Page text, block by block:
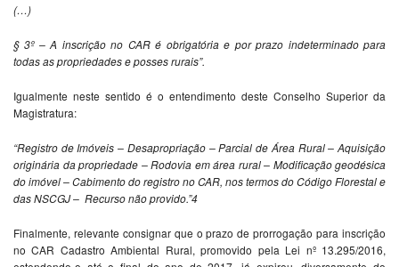
(…)
§ 3º – A inscrição no CAR é obrigatória e por prazo indeterminado para
todas as propriedades e posses rurais”.
Igualmente neste sentido é o entendimento deste Conselho Superior da
Magistratura:
“Registro de Imóveis – Desapropriação – Parcial de Área Rural – Aquisição
originária da propriedade – Rodovia em área rural – Modificação geodésica
do imóvel – Cabimento do registro no CAR, nos termos do Código Florestal e
das NSCGJ – Recurso não provido.”4
Finalmente, relevante consignar que o prazo de prorrogação para inscrição
no CAR Cadastro Ambiental Rural, promovido pela Lei nº 13.295/2016,